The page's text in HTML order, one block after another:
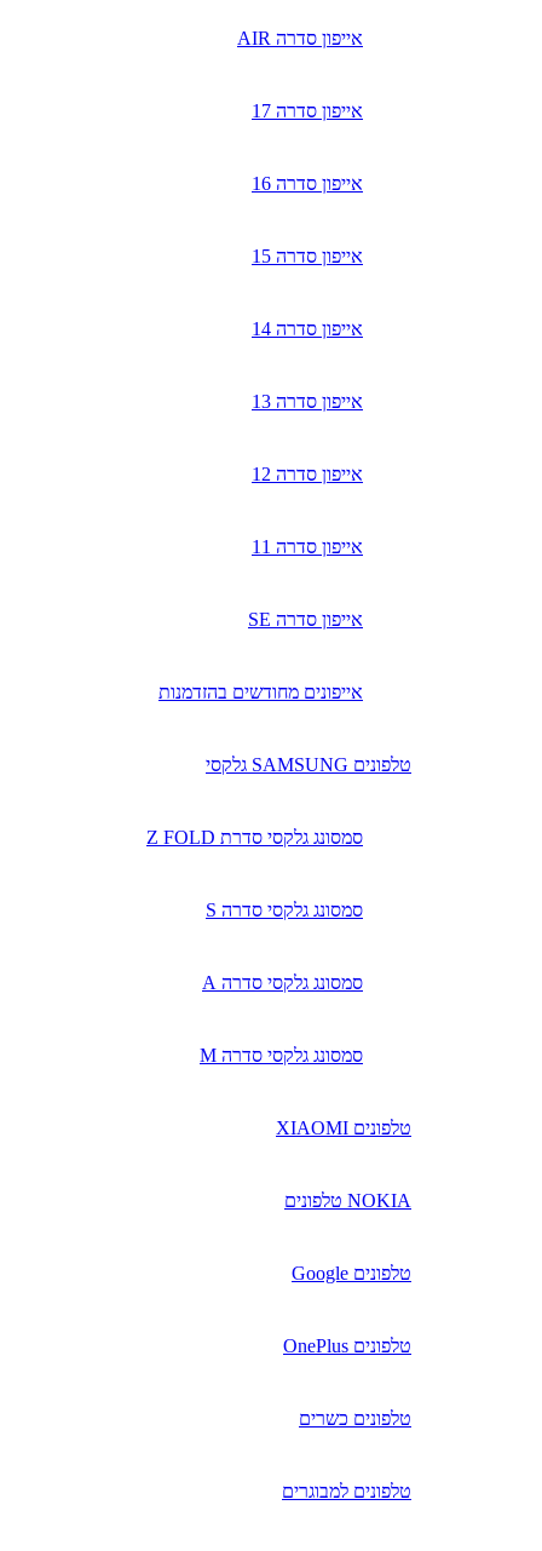
אייפון סדרה AIR
אייפון סדרה 17
אייפון סדרה 16
אייפון סדרה 15
אייפון סדרה 14
אייפון סדרה 13
אייפון סדרה 12
אייפון סדרה 11
אייפון סדרה SE
אייפונים מחודשים בהזדמנות
טלפונים SAMSUNG גלקסי
סמסונג גלקסי סדרת Z FOLD
סמסונג גלקסי סדרה S
סמסונג גלקסי סדרה A
סמסונג גלקסי סדרה M
טלפונים XIAOMI
NOKIA טלפונים
טלפונים Google
טלפונים OnePlus
טלפונים כשרים
טלפונים למבוגרים